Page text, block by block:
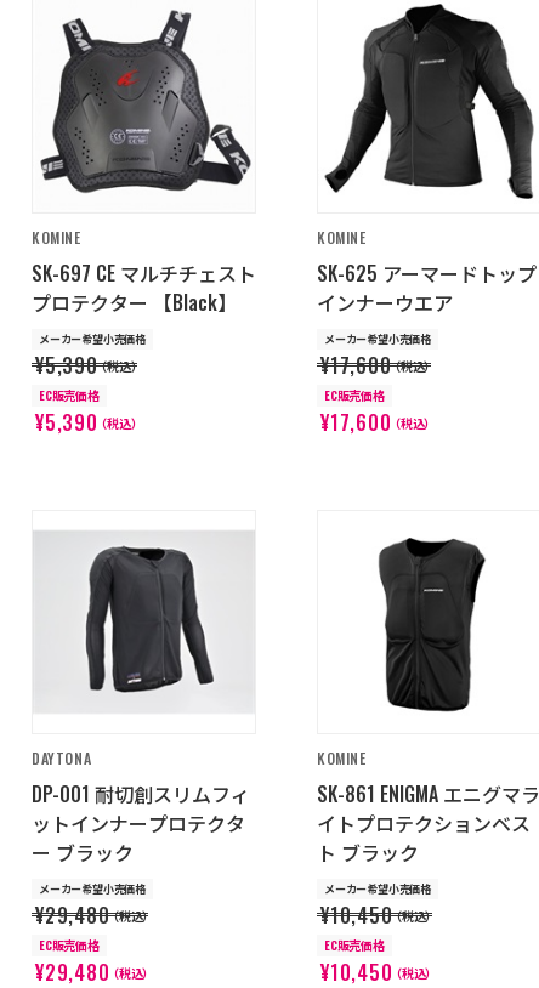
KOMINE
SK-697 CE マルチチェスト
プロテクター 【Black】
メーカー希望小売価格
¥5,390（税込）
EC販売価格
¥5,390（税込）
KOMINE
SK-625 アーマードトップ
インナーウエア
メーカー希望小売価格
¥17,600（税込）
EC販売価格
¥17,600（税込）
DAYTONA
DP-001 耐切創スリムフィ
ットインナープロテクタ
ー ブラック
メーカー希望小売価格
¥29,480（税込）
EC販売価格
¥29,480（税込）
KOMINE
SK-861 ENIGMA エニグマラ
イトプロテクションベス
ト ブラック
メーカー希望小売価格
¥10,450（税込）
EC販売価格
¥10,450（税込）